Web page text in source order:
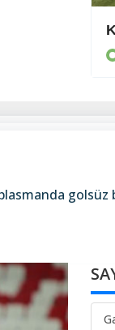
golsüz